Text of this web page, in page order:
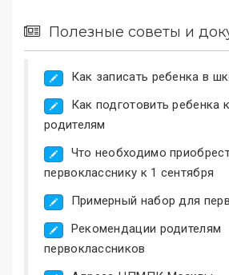
Полезные советы и
Как записать ребенка в
Как подготовить ребенка
родителям
Что необходимо
первокласснику к 1 сентября
Примерный набор для
Рекомендации родителям
первоклассников